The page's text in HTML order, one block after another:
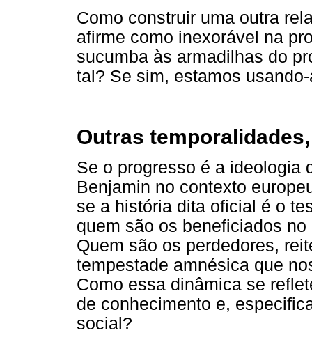
Como construir uma outra
afirme como inexorável na
sucumba às armadilhas do
tal? Se sim, estamos
Outras
Se o progresso é a ideologia
Benjamin no contexto
se a história dita oficial é o
quem são os beneficiados
Quem são os perdedores,
tempestade amnésica que
Como essa dinâmica se
de conhecimento e,
social?